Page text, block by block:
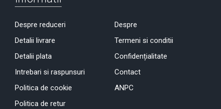
Despre reduceri
Detalii livrare
Detalii plata
Intrebari si raspunsuri
Politica de cookie
Politica de retur
Despre
Termeni si conditii
Confidențialitate
Contact
ANPC